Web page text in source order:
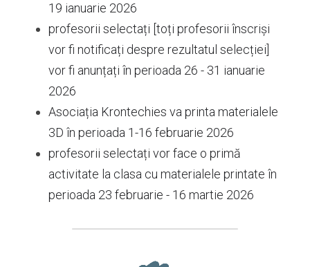
19 ianuarie 2026
profesorii selectați [toți profesorii înscriși
vor fi notificați despre rezultatul selecției]
vor fi anunțați în perioada 26 - 31 ianuarie
2026
Asociația Krontechies va printa materialele
3D în perioada 1-16 februarie 2026
profesorii selectați vor face o primă
activitate la clasa cu materialele printate în
perioada 23 februarie - 16 martie 2026